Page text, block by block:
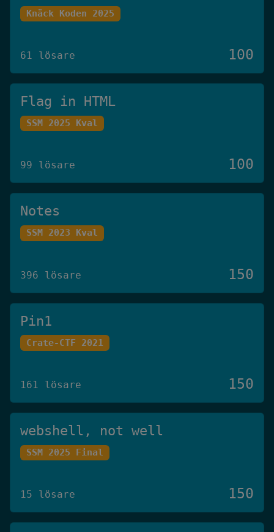
Knäck Koden 2025
61 lösare 100
Flag in HTML
SSM 2025 Kval
99 lösare 100
Notes
SSM 2023 Kval
396 lösare 150
Pin1
Crate-CTF 2021
161 lösare 150
webshell, not well
SSM 2025 Final
15 lösare 150